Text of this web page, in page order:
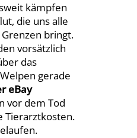
kämpfen
die uns alle
bringt.
vorsätzlich
das
gerade
eBay
vor dem Tod
Tierarztkosten.